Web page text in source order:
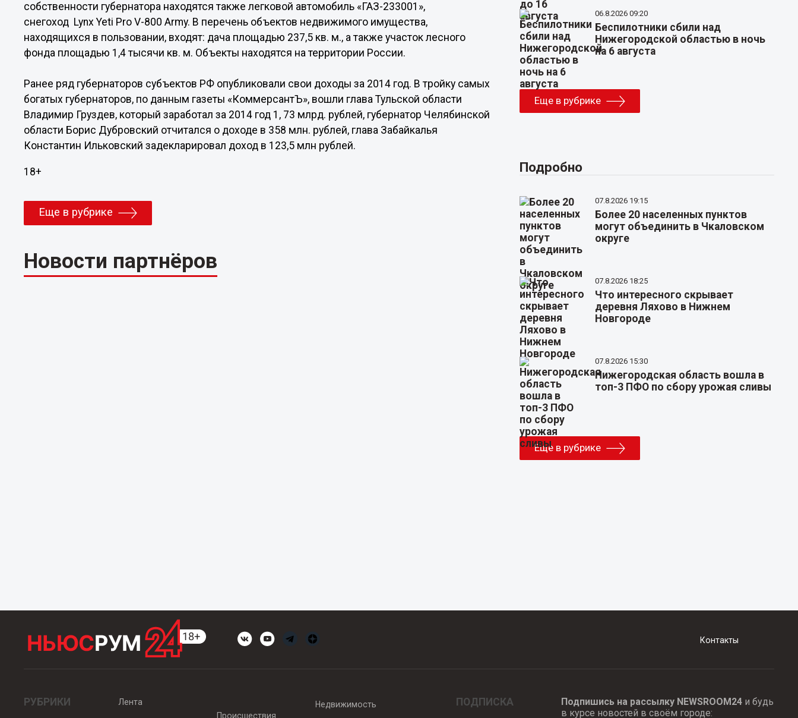
собственности губернатора находятся также легковой автомобиль «ГАЗ-233001»,
снегоход Lynx Yeti Pro V-800 Army. В перечень объектов недвижимого имущества,
находящихся в пользовании, входят: дача площадью 237,5 кв. м., а также участок лесного
фонда площадью 1,4 тысячи кв. м. Объекты находятся на территории России.
Ранее ряд губернаторов субъектов РФ опубликовали свои доходы за 2014 год. В тройку самых
богатых губернаторов, по данным газеты «КоммерсантЪ», вошли глава Тульской области
Владимир Груздев, который заработал за 2014 год 1, 73 млрд. рублей, губернатор Челябинской
области Борис Дубровский отчитался о доходе в 358 млн. рублей, глава Забайкалья
Константин Ильковский задекларировал доход в 123,5 млн рублей.
18+
Еще в рубрике
Новости партнёров
06.8.2026 09:20
Беспилотники сбили над
Нижегородской областью в ночь
на 6 августа
Еще в рубрике
Подробно
07.8.2026 19:15
Более 20 населенных пунктов
могут объединить в Чкаловском
округе
07.8.2026 18:25
Что интересного скрывает
деревня Ляхово в Нижнем
Новгороде
07.8.2026 15:30
Нижегородская область вошла в
топ-3 ПФО по сбору урожая сливы
Еще в рубрике
Контакты
РУБРИКИ
Лента
Происшествия
Недвижимость ПОДПИСКА Подпишись на рассылку NEWSROOM24и будь
в курсе новостей в своём городе: